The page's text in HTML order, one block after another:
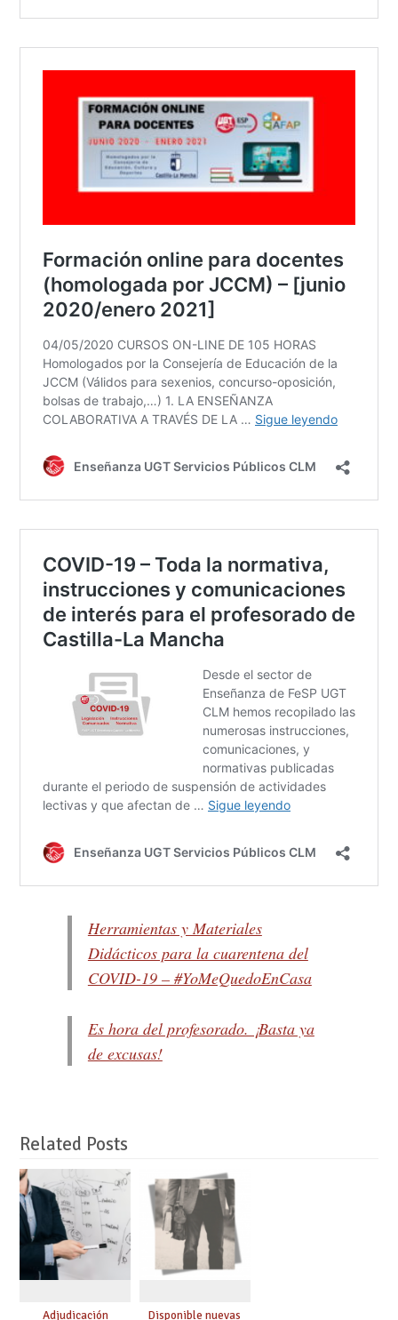
Herramientas y Materiales
Didácticos para la cuarentena del
COVID-19 – #YoMeQuedoEnCasa
Es hora del profesorado. ¡Basta ya
de excusas!
Related Posts
Adjudicación Disponible nuevas